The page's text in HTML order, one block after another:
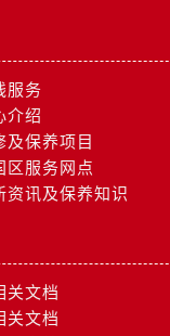
服务
介绍
及保养项目
区服务网点
资讯及保养知识
关文档
关文档